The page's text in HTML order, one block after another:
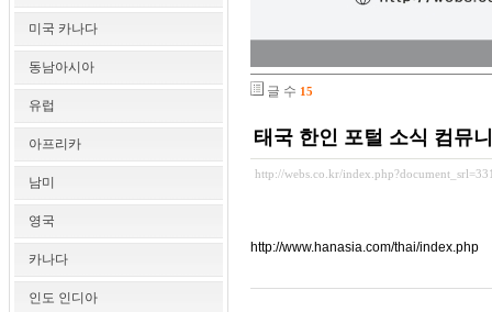
미국 카나다
동남아시아
유럽
아프리카
남미
영국
카나다
인도 인디아
글 수 15
태국 한인 포털 소식 컴뮤
http://webs.co.kr/
http://www.hanasia.com/thai/index.php